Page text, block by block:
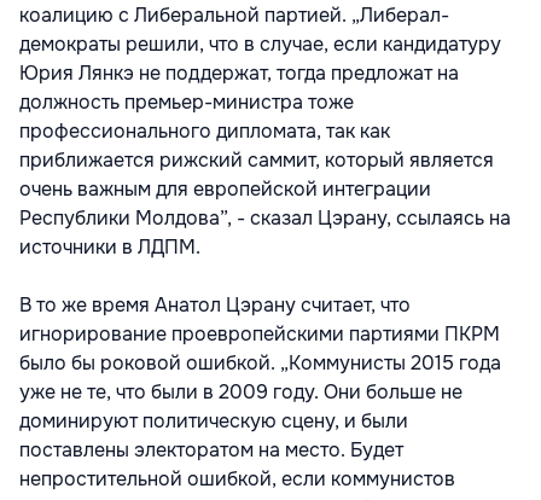
коалицию с Либеральной партией. „Либерал-
демократы решили, что в случае, если кандидатуру
Юрия Лянкэ не поддержат, тогда предложат на
должность премьер-министра тоже
профессионального дипломата, так как
приближается рижский саммит, который является
очень важным для европейской интеграции
Республики Молдова”, - сказал Цэрану, ссылаясь на
источники в ЛДПМ.
В то же время Анатол Цэрану считает, что
игнорирование проевропейскими партиями ПКРМ
было бы роковой ошибкой. „Коммунисты 2015 года
уже не те, что были в 2009 году. Они больше не
доминируют политическую сцену, и были
поставлены электоратом на место. Будет
непростительной ошибкой, если коммунистов